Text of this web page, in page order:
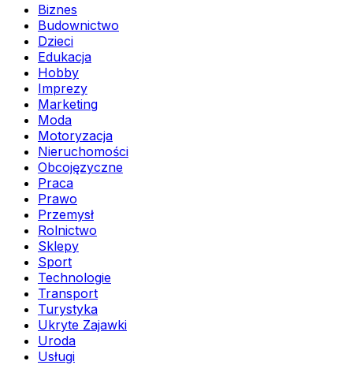
Biznes
Budownictwo
Dzieci
Edukacja
Hobby
Imprezy
Marketing
Moda
Motoryzacja
Nieruchomości
Obcojęzyczne
Praca
Prawo
Przemysł
Rolnictwo
Sklepy
Sport
Technologie
Transport
Turystyka
Ukryte Zajawki
Uroda
Usługi